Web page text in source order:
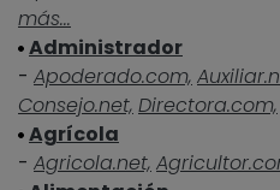
más...
Administrador
- Apoderado.com,
Consejo.net, Directora.com,
Agrícola
- Agricola.net,